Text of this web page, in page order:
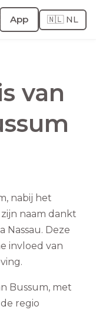
App 🇳🇱 NL
van
nabij het
naam dankt
Nassau. Deze
invloed van
Bussum, met
regio